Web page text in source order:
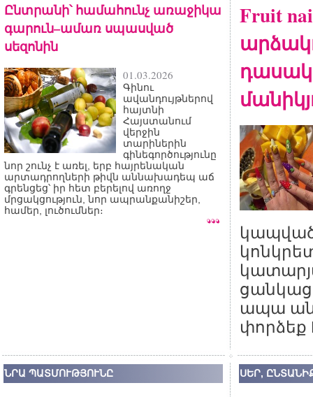
Ընտրանի՝ համահունչ առաջիկա
գարուն–ամառ սպասված
սեզոնին
01.03.2026
Գինու
ավանդույթներով
հայտնի
Հայստանում
վերջին
տարիներին
գինեգործությունը
նոր շունչ է առել, երբ հայրենական
արտադրողների թիվն աննախադեպ աճ
գրենցեց՝ իր հետ բերելով առողջ
մրցակցություն, նոր ապրանքանիշեր,
համեր, լուծումներ։
Fruit
կապված
ապա
փորձեք
ՆՐԱ ՊԱՏՄՈՒԹՅՈՒՆԸ ՍԵՐ,